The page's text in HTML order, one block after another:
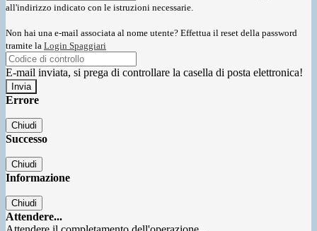
all'indirizzo indicato con le istruzioni necessarie.
Non hai una e-mail associata al nome utente? Effettua il reset della password
tramite la Login Spaggiari
E-mail inviata, si prega di controllare la casella di posta elettronica!
Errore
Chiudi
Successo
Chiudi
Informazione
Chiudi
Attendere...